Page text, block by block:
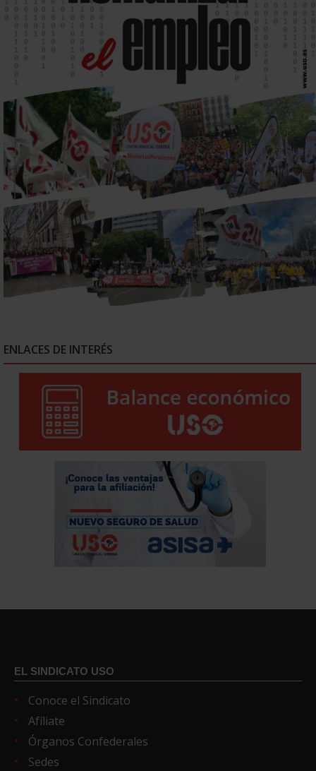
ENLACES DE INTERÉS
EL SINDICATO USO
Conoce el Sindicato
Afíliate
Órganos Confederales
Sedes